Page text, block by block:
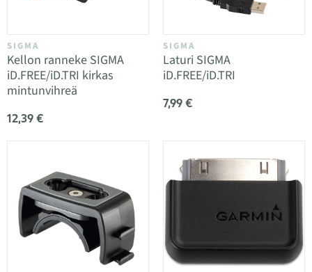
SIGMA
Kellon ranneke SIGMA
iD.FREE/iD.TRI kirkas
mintunvihreä
12,39 €
SIGMA
Laturi SIGMA
iD.FREE/iD.TRI
7,99 €